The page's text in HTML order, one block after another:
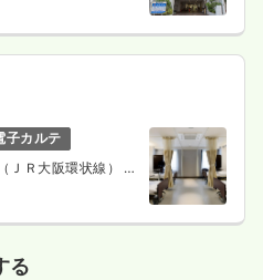
子カルテ
ＪＲ大阪環状線） 徒
る